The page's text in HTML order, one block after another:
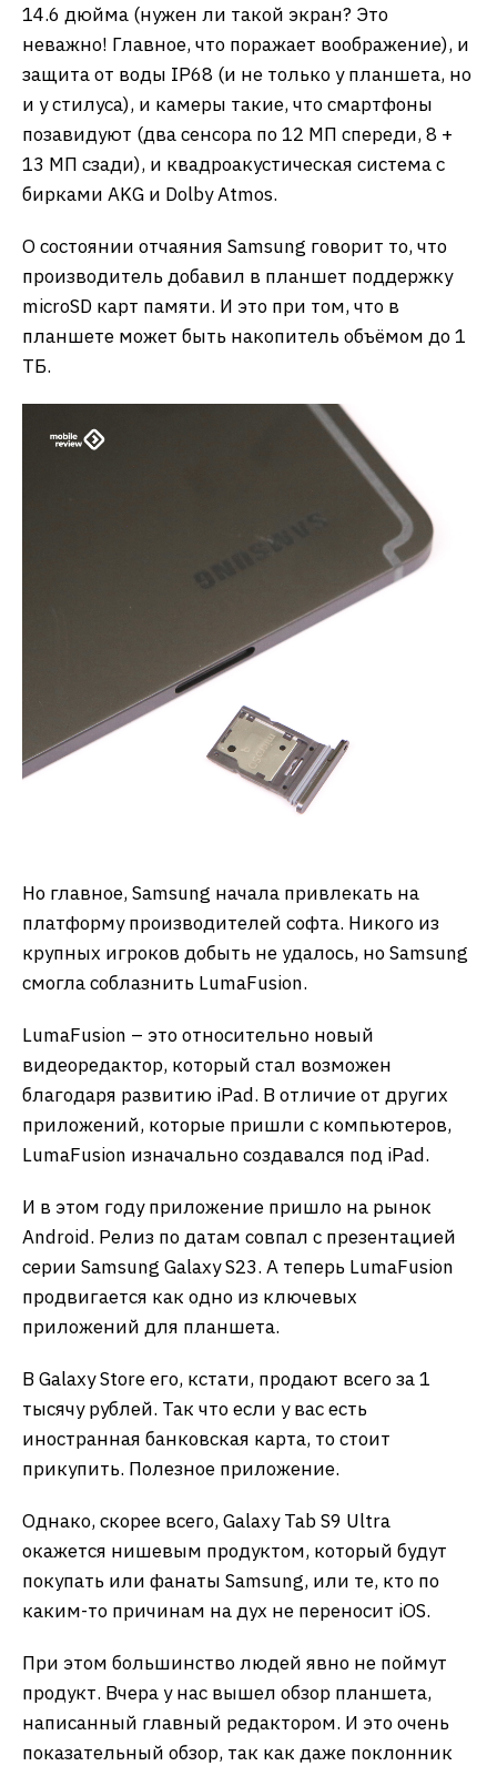
14.6 дюйма (нужен ли такой экран? Это
неважно! Главное, что поражает воображение), и
защита от воды IP68 (и не только у планшета, но
и у стилуса), и камеры такие, что смартфоны
позавидуют (два сенсора по 12 МП спереди, 8 +
13 МП сзади), и квадроакустическая система с
бирками AKG и Dolby Atmos.
О состоянии отчаяния Samsung говорит то, что
производитель добавил в планшет поддержку
microSD карт памяти. И это при том, что в
планшете может быть накопитель объёмом до 1
ТБ.
Но главное, Samsung начала привлекать на
платформу производителей софта. Никого из
крупных игроков добыть не удалось, но Samsung
смогла соблазнить LumaFusion.
LumaFusion – это относительно новый
видеоредактор, который стал возможен
благодаря развитию iPad. В отличие от других
приложений, которые пришли с компьютеров,
LumaFusion изначально создавался под iPad.
И в этом году приложение пришло на рынок
Android. Релиз по датам совпал с презентацией
серии Samsung Galaxy S23. А теперь LumaFusion
продвигается как одно из ключевых
приложений для планшета.
В Galaxy Store его, кстати, продают всего за 1
тысячу рублей. Так что если у вас есть
иностранная банковская карта, то стоит
прикупить. Полезное приложение.
Однако, скорее всего, Galaxy Tab S9 Ultra
окажется нишевым продуктом, который будут
покупать или фанаты Samsung, или те, кто по
каким-то причинам на дух не переносит iOS.
При этом большинство людей явно не поймут
продукт. Вчера у нас вышел обзор планшета,
написанный главный редактором. И это очень
показательный обзор, так как даже поклонник